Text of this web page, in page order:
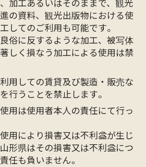
の資料、観光出版物における使
してのご利用も可能です。
俗に反するような加工、被写体
しく損なう加工による使用は禁
用しての賃貸及び製造・販売な
行うことを禁止します。
用は使用者本人の責任にて行っ
用により損害又は不利益が生じ
形県はその損害又は不利益につ
任も負いません。